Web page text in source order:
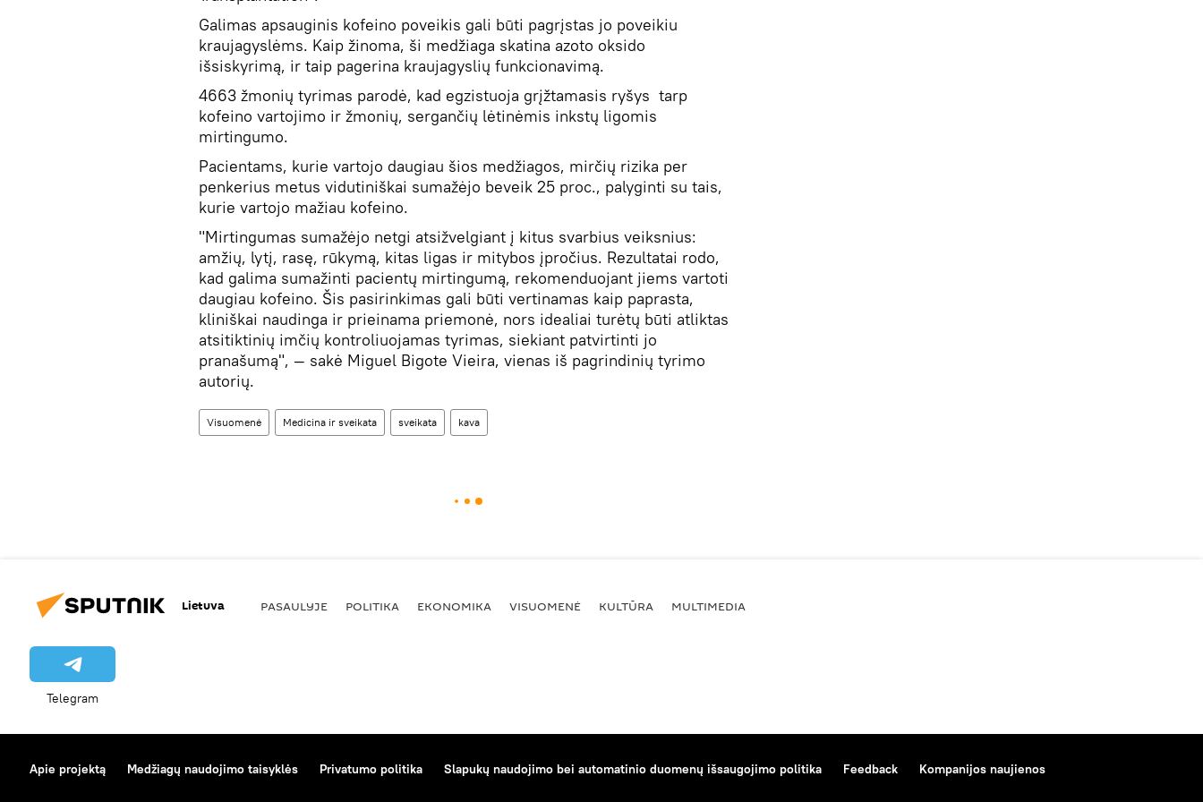
Galimas apsauginis kofeino poveikis gali būti pagrįstas jo poveikiu
kraujagyslėms. Kaip žinoma, ši medžiaga skatina azoto oksido
išsiskyrimą, ir taip pagerina kraujagyslių funkcionavimą.
4663 žmonių tyrimas parodė, kad egzistuoja grįžtamasis ryšys tarp
kofeino vartojimo ir žmonių, sergančių lėtinėmis inkstų ligomis
mirtingumo.
Pacientams, kurie vartojo daugiau šios medžiagos, mirčių rizika per
penkerius metus vidutiniškai sumažėjo beveik 25 proc., palyginti su tais,
kurie vartojo mažiau kofeino.
"Mirtingumas sumažėjo netgi atsižvelgiant į kitus svarbius veiksnius:
amžių, lytį, rasę, rūkymą, kitas ligas ir mitybos įpročius. Rezultatai rodo,
kad galima sumažinti pacientų mirtingumą, rekomenduojant jiems vartoti
daugiau kofeino. Šis pasirinkimas gali būti vertinamas kaip paprasta,
kliniškai naudinga ir prieinama priemonė, nors idealiai turėtų būti atliktas
atsitiktinių imčių kontroliuojamas tyrimas, siekiant patvirtinti jo
pranašumą", — sakė Miguel Bigote Vieira, vienas iš pagrindinių tyrimo
autorių.
Visuomenė Medicina ir sveikata sveikata kava
Lietuva PASAULYJE POLITIKA EKONOMIKA VISUOMENĖ KULTŪRA MULTIMEDIA
Telegram
Apie projektą Medžiagų naudojimo taisyklės Privatumo politika Slapukų naudojimo bei automatinio duomenų išsaugojimo politika Feedback Kompanijos naujienos